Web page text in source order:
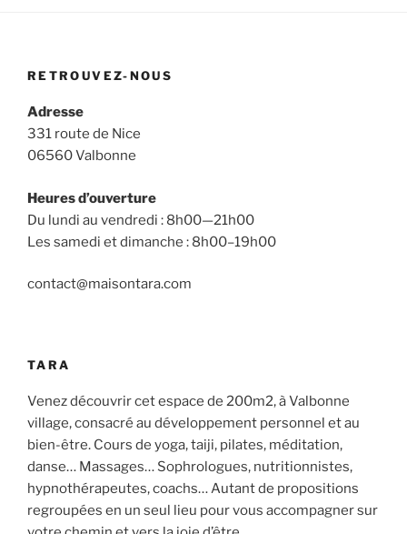
RETROUVEZ-NOUS
Adresse
331 route de Nice
06560 Valbonne
Heures d’ouverture
Du lundi au vendredi : 8h00—21h00
Les samedi et dimanche : 8h00–19h00
contact@maisontara.com
TARA
Venez découvrir cet espace de 200m2, à Valbonne
village, consacré au développement personnel et au
bien-être. Cours de yoga, taiji, pilates, méditation,
danse… Massages… Sophrologues, nutritionnistes,
hypnothérapeutes, coachs… Autant de propositions
regroupées en un seul lieu pour vous accompagner sur